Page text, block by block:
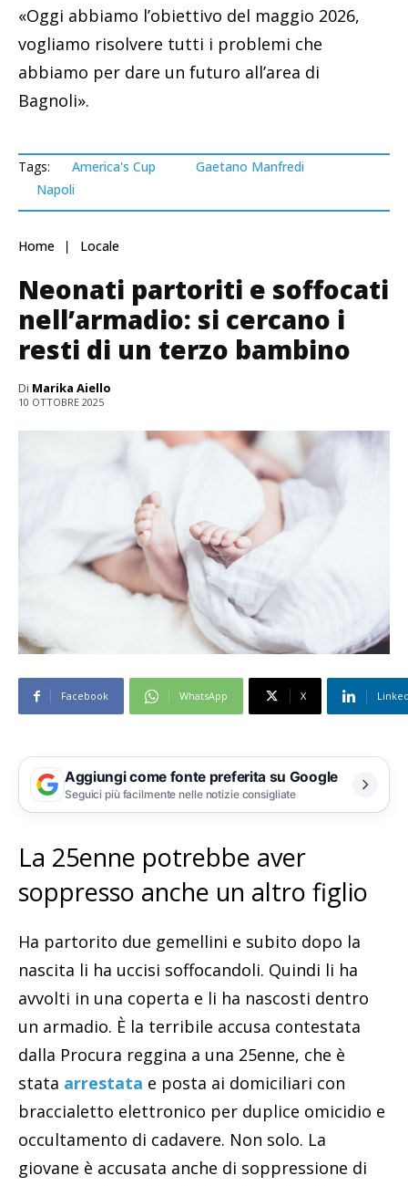
«Oggi abbiamo l’obiettivo del maggio 2026,
vogliamo risolvere tutti i problemi che
abbiamo per dare un futuro all’area di
Bagnoli».
Tags: America's Cup
Gaetano Manfredi
Napoli
Home Locale
Neonati partoriti e soffocati
nell’armadio: si cercano i
resti di un terzo bambino
Di Marika Aiello
10 OTTOBRE 2025
Facebook WhatsApp X
Aggiungi come fonte preferita su Google
Seguici più facilmente nelle notizie consigliate
La 25enne potrebbe aver
soppresso anche un altro figlio
Ha partorito due gemellini e subito dopo la
nascita li ha uccisi soffocandoli. Quindi li ha
avvolti in una coperta e li ha nascosti dentro
un armadio. È la terribile accusa contestata
dalla Procura reggina a una 25enne, che è
stata arrestata e posta ai domiciliari con
braccialetto elettronico per duplice omicidio e
occultamento di cadavere. Non solo. La
giovane è accusata anche di soppressione di